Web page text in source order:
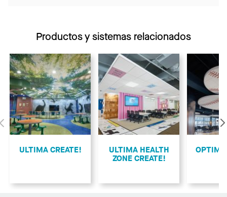
Productos y sistemas relacionados
Anterior
ULTIMA CREATE!
ULTIMA HEALTH
ZONE CREATE!
OPTIMA